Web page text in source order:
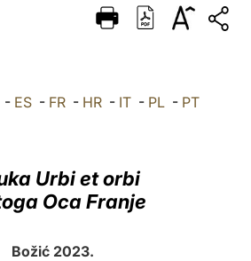
ITALIANO
العربيّة
- ES- FR- HR- IT- PL- PT
Urbi et orbi
Oca Franje
Božić 2023.